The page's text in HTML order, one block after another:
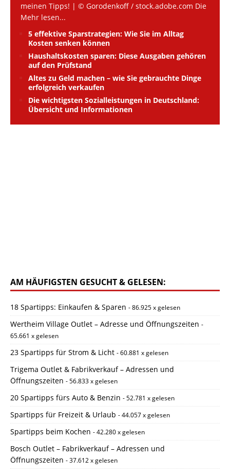
meinen Tipps! | © Gorodenkoff / stock.adobe.com Die
Mehr lesen...
5 effektive Sparstrategien: Wie Sie im Alltag
Kosten senken können
Haushaltskosten sparen: Diese Ausgaben gehören
auf den Prüfstand
Altes zu Geld machen – wie Sie gebrauchte Dinge
erfolgreich verkaufen
Die wichtigsten Sozialleistungen in Deutschland:
Übersicht und Informationen
AM HÄUFIGSTEN GESUCHT & GELESEN:
18 Spartipps: Einkaufen & Sparen - 86.925 x gelesen
Wertheim Village Outlet – Adresse und Öffnungszeiten -
65.661 x gelesen
23 Spartipps für Strom & Licht - 60.881 x gelesen
Trigema Outlet & Fabrikverkauf – Adressen und
Öffnungszeiten - 56.833 x gelesen
20 Spartipps fürs Auto & Benzin - 52.781 x gelesen
Spartipps für Freizeit & Urlaub - 44.057 x gelesen
Spartipps beim Kochen - 42.280 x gelesen
Bosch Outlet – Fabrikverkauf – Adressen und
Öffnungszeiten - 37.612 x gelesen